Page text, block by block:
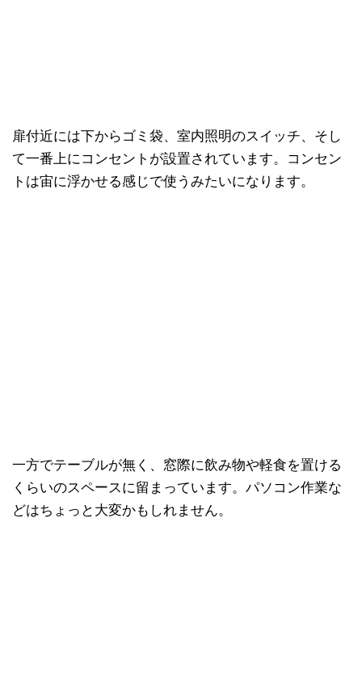
扉付近には下からゴミ袋、室内照明のスイッチ、そし
て一番上にコンセントが設置されています。コンセン
トは宙に浮かせる感じで使うみたいになります。
一方でテーブルが無く、窓際に飲み物や軽食を置ける
くらいのスペースに留まっています。パソコン作業な
どはちょっと大変かもしれません。